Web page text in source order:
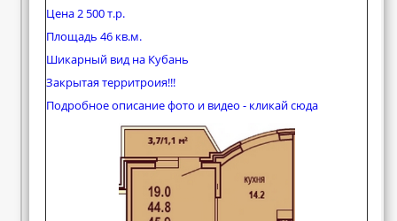
Цена 2 500 т.р.
Площадь 46 кв.м.
Шикарный вид на Кубань
Закрытая территроия!!!
Подробное описание фото и видео - кликай сюда